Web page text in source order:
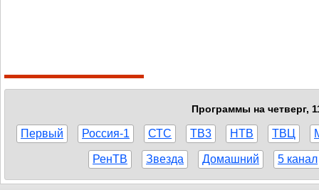
Программы на четверг,
Первый Россия-1 СТС ТВ3 НТВ ТВЦ
РенТВ Звезда Домашний 5 канал